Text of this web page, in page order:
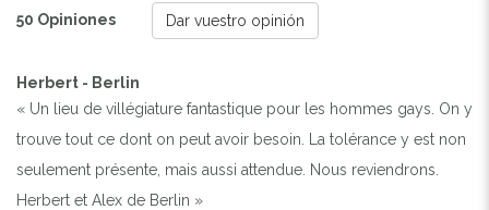
50 Opiniones Dar vuestro opinión
Herbert - Berlin
« Un lieu de villégiature fantastique pour les hommes gays. On y
trouve tout ce dont on peut avoir besoin. La tolérance y est non
seulement présente, mais aussi attendue. Nous reviendrons.
Herbert et Alex de Berlin »